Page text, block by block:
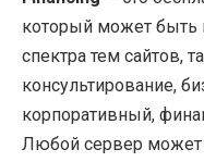
который может быть
спектра тем сайтов,
консультирование,
корпоративный,
Любой сервер может